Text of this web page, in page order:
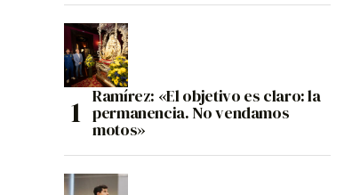
Ramírez: «El objetivo es claro: la
permanencia. No vendamos
motos»